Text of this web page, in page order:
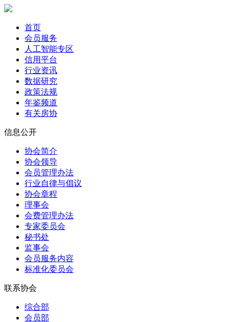
首页
会员服务
人工智能专区
信用平台
行业资讯
数据研究
政策法规
年鉴频道
有关房协
信息公开
协会简介
协会领导
会员管理办法
行业自律与倡议
协会章程
理事会
会费管理办法
专家委员会
秘书处
监事会
会员服务内容
标准化委员会
联系协会
综合部
会员部